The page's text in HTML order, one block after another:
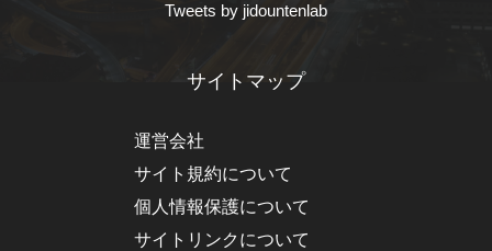
Tweets by jidountenlab
サイトマップ
運営会社
サイト規約について
個人情報保護について
サイトリンクについて